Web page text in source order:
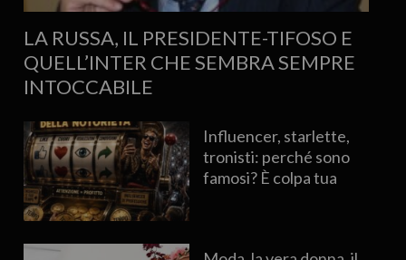
LA RUSSA, IL PRESIDENTE-TIFOSO E
QUELL’INTER CHE SEMBRA SEMPRE
INTOCCABILE
Influencer, starlette,
tronisti: perché sono
famosi? È colpa tua